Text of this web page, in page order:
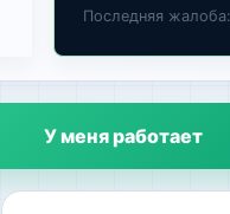
Последняя
У меня работает